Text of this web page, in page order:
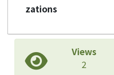
zations
Views
2